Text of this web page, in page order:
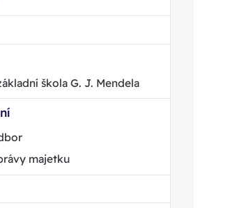
škola G. J. Mendela
majetku